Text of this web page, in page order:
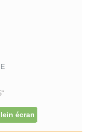
écran